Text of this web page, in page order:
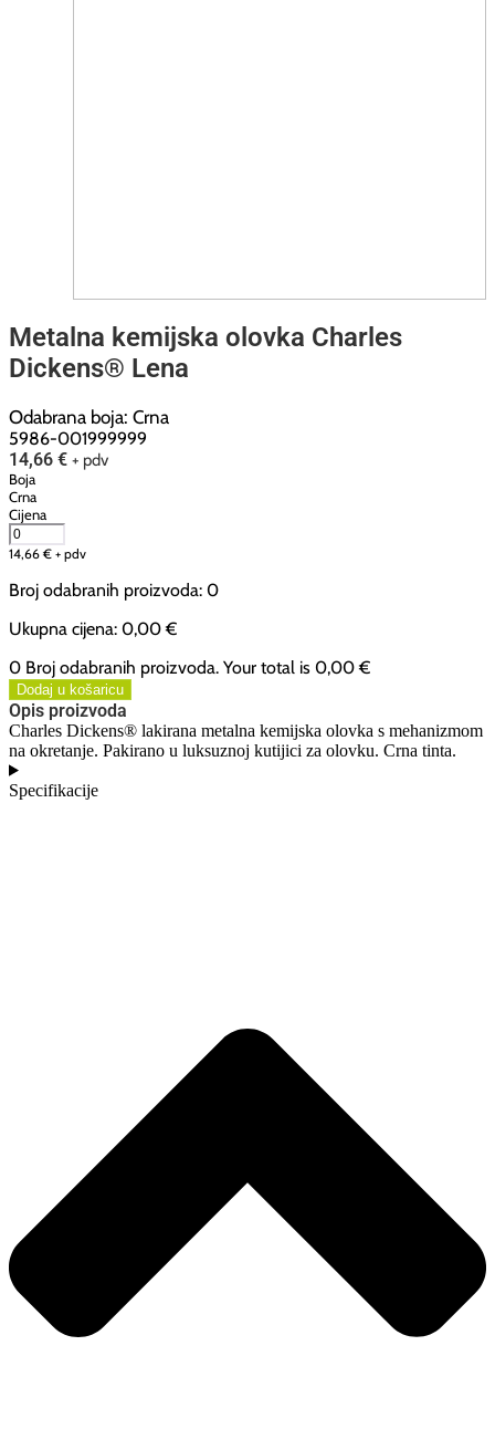
Metalna kemijska olovka Charles
Dickens® Lena
Odabrana boja: Crna
5986-001999999
14,66 € + pdv
Boja
Crna
Cijena
14,66 € + pdv
Broj odabranih proizvoda: 0
Ukupna cijena: 0,00 €
0 Broj odabranih proizvoda. Your total is 0,00 €
Dodaj u košaricu
Opis proizvoda
Charles Dickens® lakirana metalna kemijska olovka s mehanizmom
na okretanje. Pakirano u luksuznoj kutijici za olovku. Crna tinta.
Specifikacije